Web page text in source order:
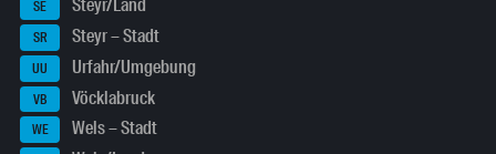
SE Steyr/Land
SR Steyr – Stadt
UU Urfahr/Umgebung
VB Vöcklabruck
WE Wels – Stadt